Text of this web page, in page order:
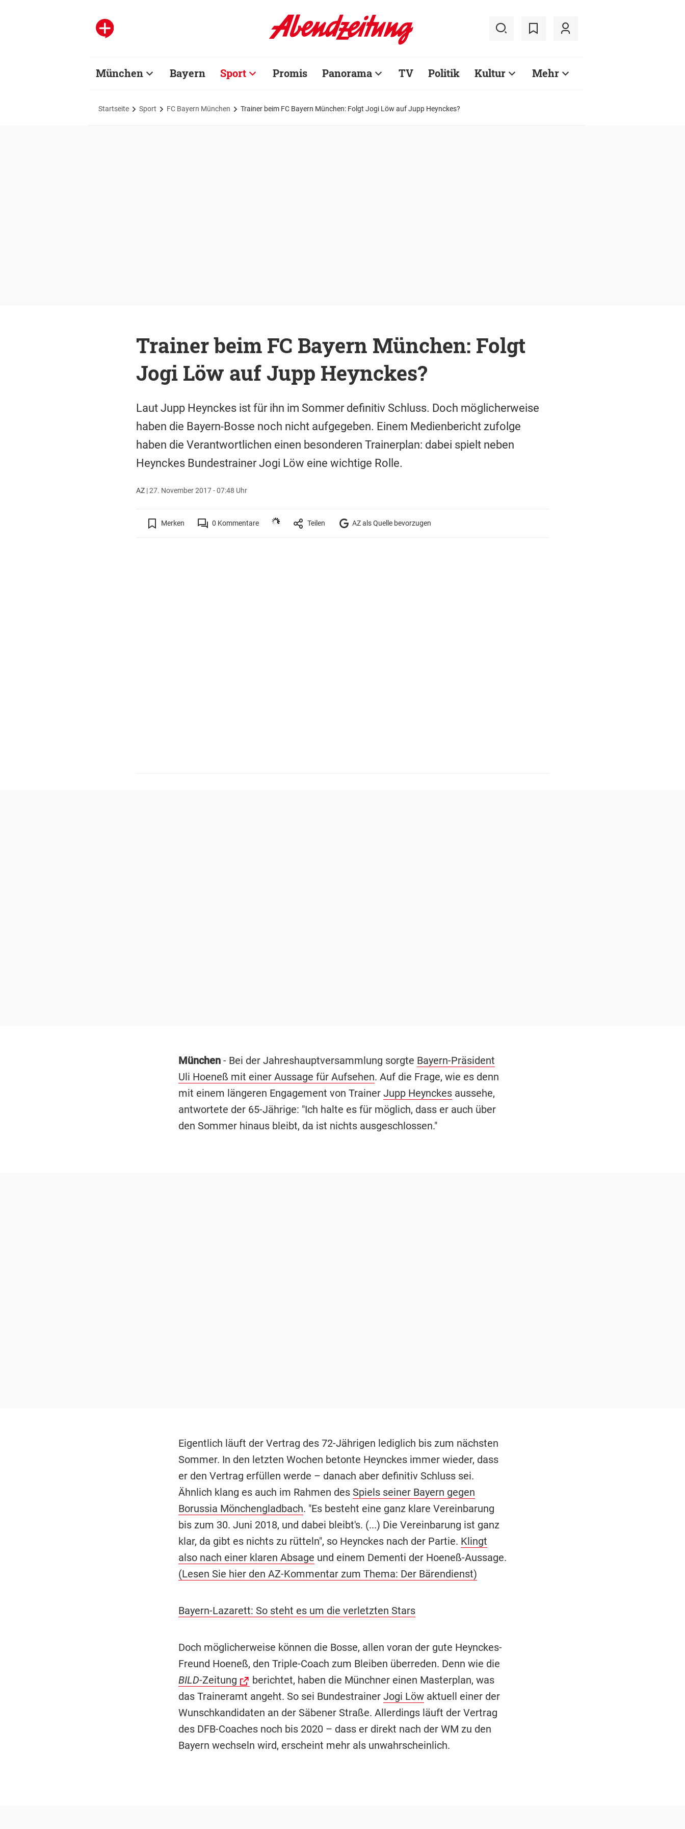
München Bayern Sport Promis Panorama TV Politik Kultur Mehr
Startseite Sport FC Bayern München Trainer beim FC Bayern München: Folgt Jogi Löw auf Jupp Heynckes?
Trainer beim FC Bayern München: Folgt
Jogi Löw auf Jupp Heynckes?
Laut Jupp Heynckes ist für ihn im Sommer definitiv Schluss. Doch möglicherweise
haben die Bayern-Bosse noch nicht aufgegeben. Einem Medienbericht zufolge
haben die Verantwortlichen einen besonderen Trainerplan: dabei spielt neben
Heynckes Bundestrainer Jogi Löw eine wichtige Rolle.
AZ|27. November 2017 - 07:48 Uhr
Merken 0 Kommentare Teilen AZ als Quelle bevorzugen
München - Bei der Jahreshauptversammlung sorgte Bayern-Präsident
Uli Hoeneß mit einer Aussage für Aufsehen. Auf die Frage, wie es denn
mit einem längeren Engagement von Trainer Jupp Heynckesaussehe,
antwortete der 65-Jährige: "Ich halte es für möglich, dass er auch über
den Sommer hinaus bleibt, da ist nichts ausgeschlossen."
Eigentlich läuft der Vertrag des 72-Jährigen lediglich bis zum nächsten
Sommer. In den letzten Wochen betonte Heynckes immer wieder, dass
er den Vertrag erfüllen werde – danach aber definitiv Schluss sei.
Ähnlich klang es auch im Rahmen des Spiels seiner Bayern gegen
Borussia Mönchengladbach. "Es besteht eine ganz klare Vereinbarung
bis zum 30. Juni 2018, und dabei bleibt's. (...) Die Vereinbarung ist ganz
klar, da gibt es nichts zu rütteln", so Heynckes nach der Partie. Klingt
also nach einer klaren Absage und einem Dementi der Hoeneß-Aussage.
(Lesen Sie hier den AZ-Kommentar zum Thema: Der Bärendienst)
Bayern-Lazarett: So steht es um die verletzten Stars
Doch möglicherweise können die Bosse, allen voran der gute Heynckes-
Freund Hoeneß, den Triple-Coach zum Bleiben überreden. Denn wie die
BILD-Zeitung
berichtet, haben die Münchner einen Masterplan, was
das Traineramt angeht. So sei Bundestrainer Jogi Löwaktuell einer der
Wunschkandidaten an der Säbener Straße. Allerdings läuft der Vertrag
des DFB-Coaches noch bis 2020 – dass er direkt nach der WM zu den
Bayern wechseln wird, erscheint mehr als unwahrscheinlich.